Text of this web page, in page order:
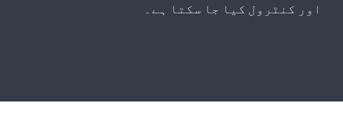
اور کنٹرول کیا جا سکتا ہے۔